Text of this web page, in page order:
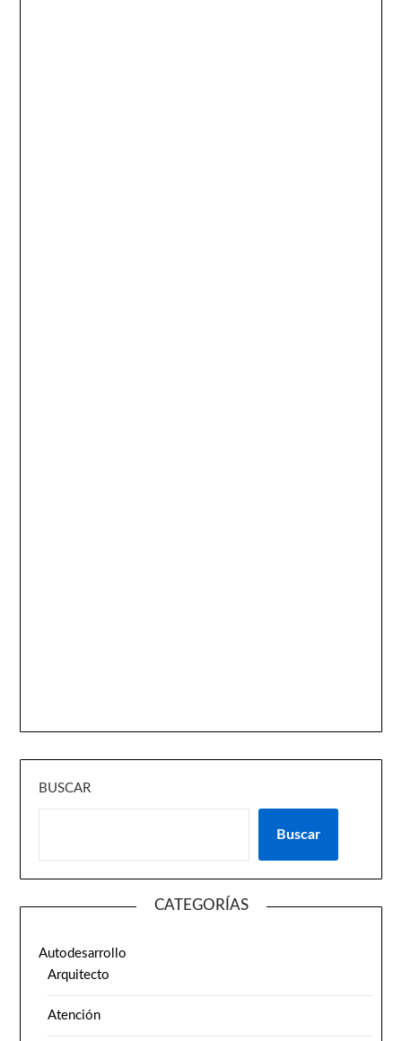
BUSCAR
Buscar
CATEGORÍAS
Autodesarrollo
Arquitecto
Atención